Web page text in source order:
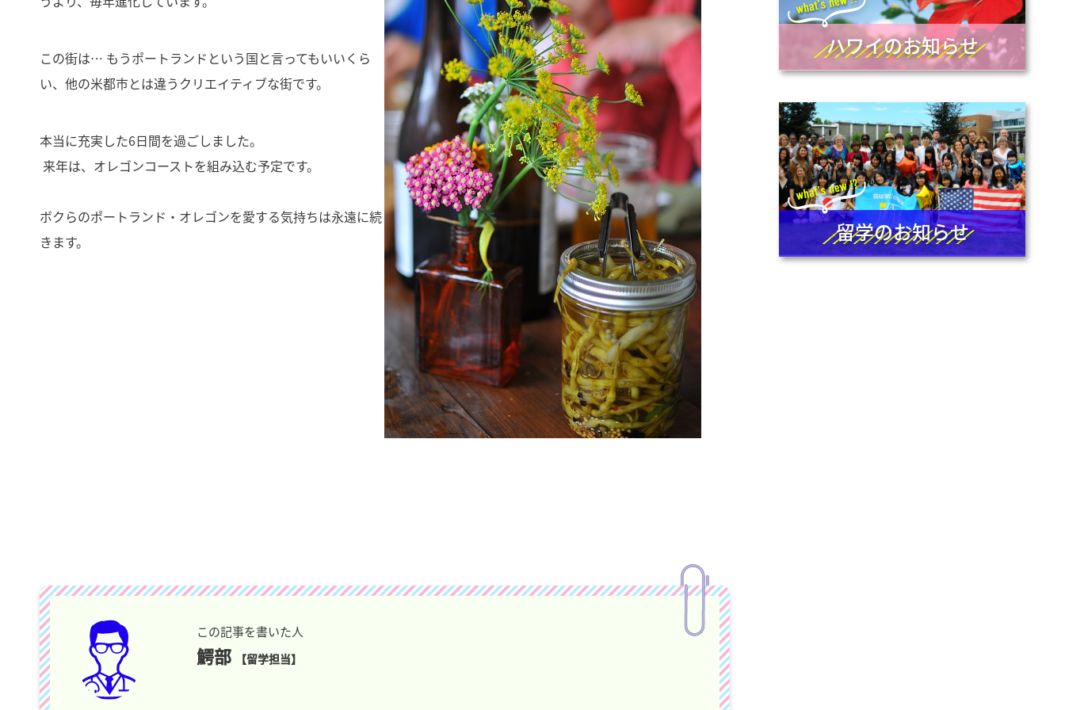
この街は… もうポートランドという国と言ってもいいくら
い、他の米都市とは違うクリエイティブな街です。
本当に充実した6日間を過ごしました。
来年は、オレゴンコーストを組み込む予定です。
ボクらのポートランド・オレゴンを愛する気持ちは永遠に続
きます。
この記事を書いた人
鰐部 【留学担当】
ハワイのお知らせ
留学のお知らせ